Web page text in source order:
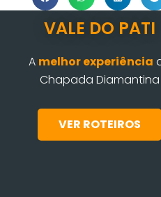
VALE DO PATI
A melhor experiência
Chapada Diamantina
VER ROTEIROS